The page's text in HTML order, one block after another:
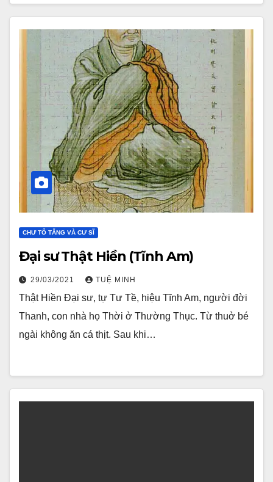
CHƯ TỔ TĂNG VÀ CƯ SĨ
Đại sư Thật Hiền (Tĩnh Am)
29/03/2021 TUỆ MINH
Thật Hiền Đại sư, tự Tư Tề, hiệu Tĩnh Am, người đời
Thanh, con nhà họ Thời ở Thường Thục. Từ thuở bé
ngài không ăn cá thịt. Sau khi…